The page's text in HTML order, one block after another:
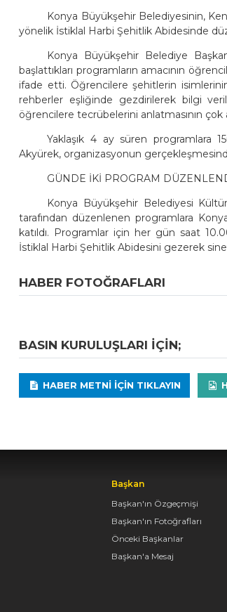
Konya Büyükşehir Belediyesinin,
yönelik İstiklal Harbi Şehitlik Abidesinde
Konya Büyükşehir Belediye
başlattıkları programların amacının
ifade etti. Öğrencilere şehitlerin
rehberler eşliğinde gezdirilerek bilgi
öğrencilere tecrübelerini anlatmasının çok
Yaklaşık 4 ay süren programlara
Akyürek, organizasyonun
GÜNDE İKİ PROGRAM
Konya Büyükşehir Belediyesi
tarafından düzenlenen programlara
katıldı. Programlar için her gün saat
İstiklal Harbi Şehitlik Abidesini gezerek
HABER FOTOĞRAFLARI
BASIN KURULUŞLARI IÇIN;
HABER METNI IÇIN TIKLAYIN
Başkan
Başkan'ın Özgeçmişi
Başkan'ın Fotoğrafları
Önceki Başkanlar
Başkan'a Mesaj